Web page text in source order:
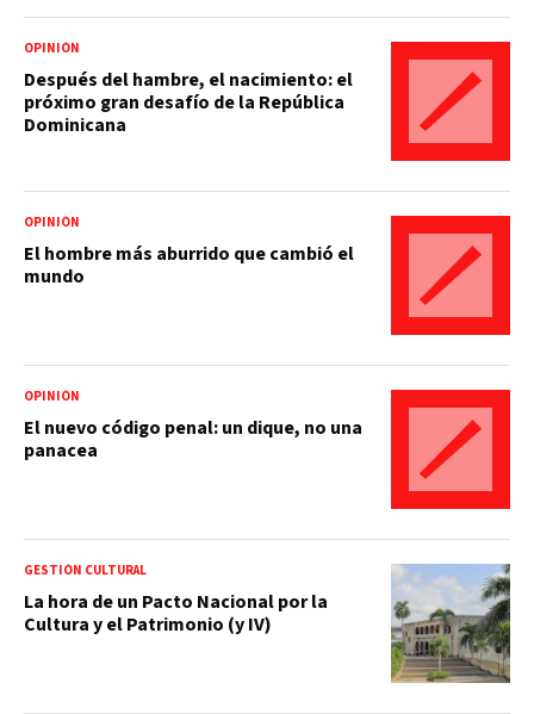
OPINIÓN
Después del hambre, el nacimiento: el
próximo gran desafío de la República
Dominicana
OPINIÓN
El hombre más aburrido que cambió el
mundo
OPINIÓN
El nuevo código penal: un dique, no una
panacea
GESTIÓN CULTURAL
La hora de un Pacto Nacional por la
Cultura y el Patrimonio (y IV)